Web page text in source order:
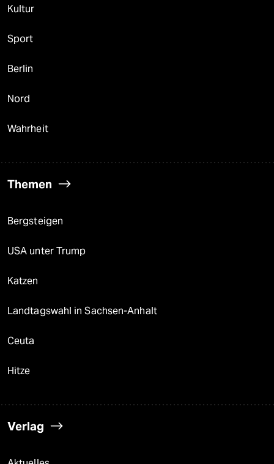
Kultur
Sport
Berlin
Nord
Wahrheit
Themen
Bergsteigen
USA unter Trump
Katzen
Landtagswahl in Sachsen-Anhalt
Ceuta
Hitze
Verlag